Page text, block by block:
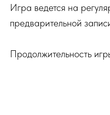
Игра ведется на
предварительной
Продолжительность